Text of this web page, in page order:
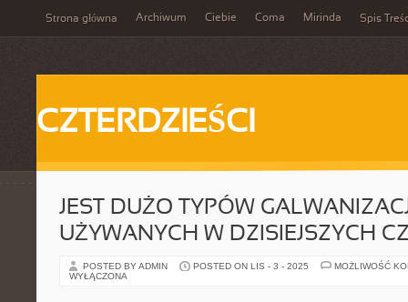
Strona główna Archiwum Ciebie Coma Mirinda Spis
CZTERDZIEŚCI
JEST DUŻO TYPÓW
UŻYWANYCH W DZISIEJSZYCH
POSTED BY ADMIN POSTED ON LIS - 3 - 2025
MOŻLIWOŚĆ
WYŁĄCZONA